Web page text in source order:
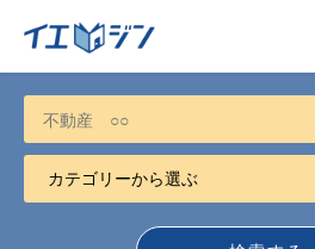
お近くの不動産会社を探す
カテゴリーから選ぶ
不動産売却